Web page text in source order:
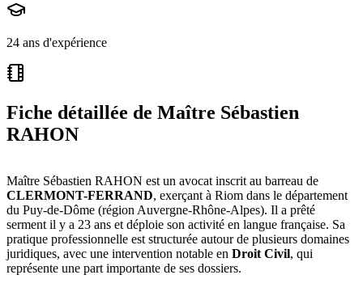
24 ans d'expérience
Fiche détaillée de Maître Sébastien
RAHON
Maître Sébastien RAHON est un avocat inscrit au barreau de
CLERMONT-FERRAND, exerçant à Riom dans le département
du Puy-de-Dôme (région Auvergne-Rhône-Alpes). Il a prêté
serment il y a 23 ans et déploie son activité en langue française. Sa
pratique professionnelle est structurée autour de plusieurs domaines
juridiques, avec une intervention notable en Droit Civil, qui
représente une part importante de ses dossiers.